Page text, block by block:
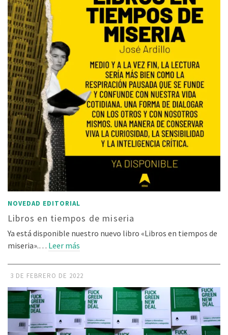
NOVEDAD EDITORIAL
Libros en tiempos de miseria
Ya está disponible nuestro nuevo libro «Libros en tiempos de
miseria».… Leer más
3 DE FEBRERO DE 2022